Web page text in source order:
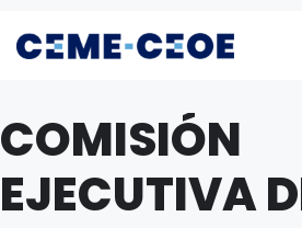
COMISIÓN
EJECUTIVA